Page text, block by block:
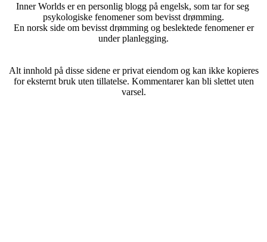
Inner Worlds er en personlig blogg på engelsk, som tar for seg
psykologiske fenomener som bevisst drømming.
En norsk side om bevisst drømming og beslektede fenomener er
under planlegging.
Alt innhold på disse sidene er privat eiendom og kan ikke kopieres
for eksternt bruk uten tillatelse. Kommentarer kan bli slettet uten
varsel.